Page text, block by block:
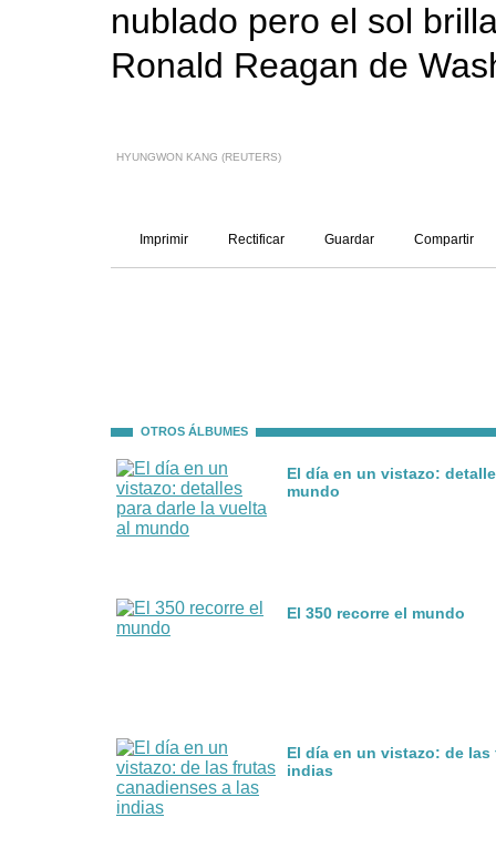
nublado pero el sol
Ronald Reagan de
HYUNGWON KANG (REUTERS)
Imprimir Rectificar Guardar Compartir
OTROS ÁLBUMES
El día en un vistazo:
mundo
El 350 recorre el mundo
El día en un vistazo: de
indias